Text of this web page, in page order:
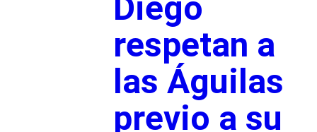
respetan a
las Águilas
previo a su